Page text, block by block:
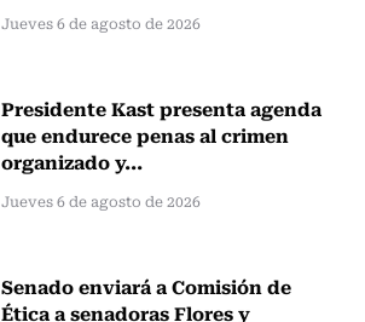
Jueves 6 de agosto de 2026
Presidente Kast presenta agenda
que endurece penas al crimen
organizado y...
Jueves 6 de agosto de 2026
Senado enviará a Comisión de
Ética a senadoras Flores y